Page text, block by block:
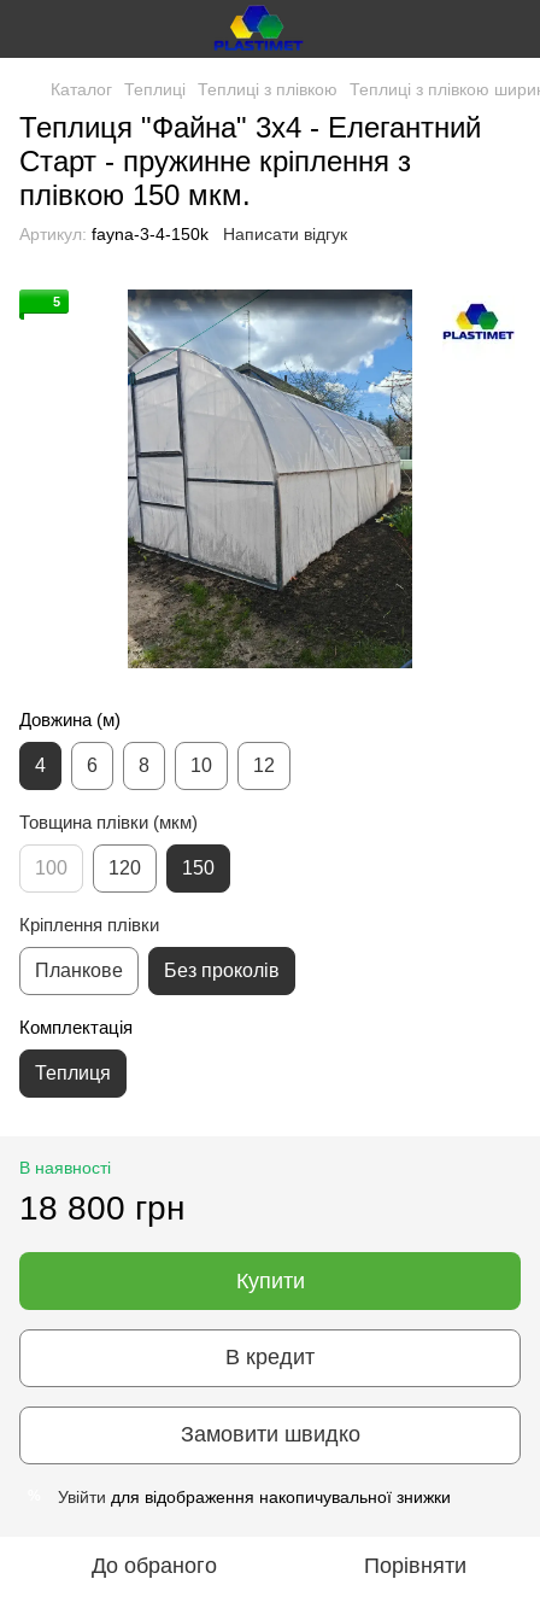
Каталог Теплиці Теплиці з плівкою Теплиці з плівкою
Теплиця "Файна" 3х4 - Елегантний
Старт - пружинне кріплення з
плівкою 150 мкм.
Артикул: fayna-3-4-150k Написати відгук
5
Довжина (м)
4 6 8 10 12
Товщина плівки (мкм)
100 120 150
Кріплення плівки
Планкове Без проколів
Комплектація
Теплиця
В наявності
18 800 грн
Купити
В кредит
Замовити швидко
Увійти для відображення накопичувальної знижки
До обраного Порівняти